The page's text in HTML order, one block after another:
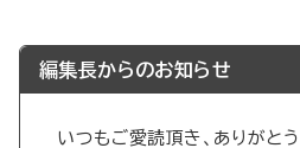
編集長からのお知らせ
いつもご愛読頂き、ありがと